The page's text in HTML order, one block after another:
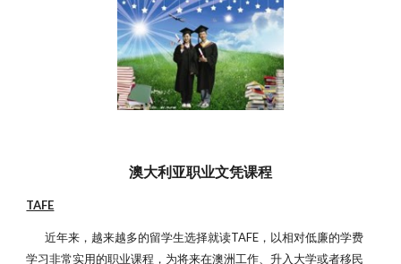
澳大利亚职业文凭课程
TAFE
近年来，越来越多的留学生选择就读TAFE，以相对低廉的学费
学习非常实用的职业课程，为将来在澳洲工作、升入大学或者移民